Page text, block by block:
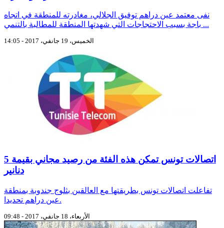
نفى معتمد عين دراهم توفيق الجلالي، مغادرته للمنطقة في اتجاه
باجة بسبب الاحتجاجات التي شهدتها المنطقة للمطالبة بالتنمي ...
الخميس، 19 جانفي، 2017 - 14:05
اتصالات تونس تمكن هذه الفئة من رصيد مجاني بقيمة 5
دنانير
تفاعلت اتصالات تونس بطريقتها مع العالقين بثلوج جندوبة بمنطقة
عين دراهم تحديدا.
الأربعاء، 18 جانفي، 2017 - 09:48